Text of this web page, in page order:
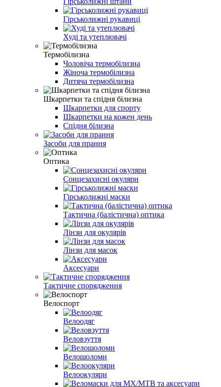
Гірськолижні рукавиці
Худі та утеплювачі
Термобілизна
Чоловіча термобілизна
Жіноча термобілизна
Дитяча термобілизна
Шкарпетки та спідня білизна
Шкарпетки для спорту
Шкарпетки на кожен день
Спідня білизна
Засоби для прання
Оптика
Сонцезахисні окуляри
Гірськолижні маски
Тактична (балістична) оптика
Лінзи для окулярів
Лінзи для масок
Аксесуари
Тактичне спорядження
Велоспорт
Велоодяг
Веловзуття
Велошоломи
Велоокуляри